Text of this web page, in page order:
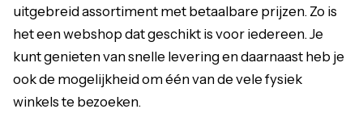
uitgebreid assortiment met betaalbare prijzen. Zo is
het een webshop dat geschikt is voor iedereen. Je
kunt genieten van snelle levering en daarnaast heb je
ook de mogelijkheid om één van de vele fysiek
winkels te bezoeken.